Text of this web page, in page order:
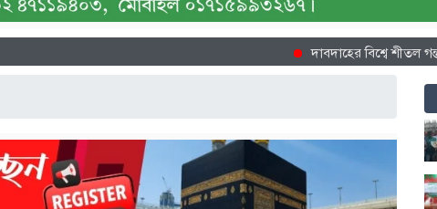
দাবদাহের বিশ্বে শীতল গন্তব্য